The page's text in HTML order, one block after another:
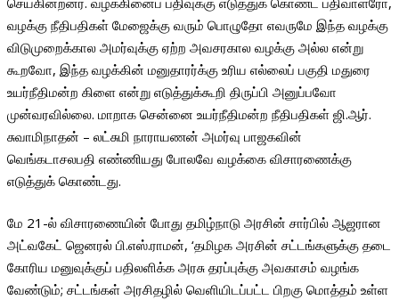
வழக்கு நீதிபதிகள் மேஜைக்கு வரும் பொழுதோ எவருமே இந்த வழக்கு
விடுமுறைக்கால அமர்வுக்கு ஏற்ற அவசரகால வழக்கு அல்ல என்று
கூறவோ, இந்த வழக்கின் மனுதாரர்க்கு உரிய எல்லைப் பகுதி மதுரை
உயர்நீதிமன்ற கிளை என்று எடுத்துக்கூறி திருப்பி அனுப்பவோ
முன்வரவில்லை. மாறாக சென்னை உயர்நீதிமன்ற நீதிபதிகள் ஜி.ஆர்.
சுவாமிநாதன் – லட்சுமி நாராயணன் அமர்வு பாஜகவின்
வெங்கடாசலபதி எண்ணியது போலவே வழக்கை விசாரணைக்கு
எடுத்துக் கொண்டது.
மே 21-ல் விசாரணையின் போது தமிழ்நாடு அரசின் சார்பில் ஆஜரான
அட்வகேட் ஜெனரல் பி.எஸ்.ராமன், ‘தமிழக அரசின் சட்டங்களுக்கு தடை
கோரிய மனுவுக்குப் பதிலளிக்க அரசு தரப்புக்கு அவகாசம் வழங்க
வேண்டும்; சட்டங்கள் அரசிதழில் வெளியிடப்பட்ட பிறகு மொத்தம் உள்ள